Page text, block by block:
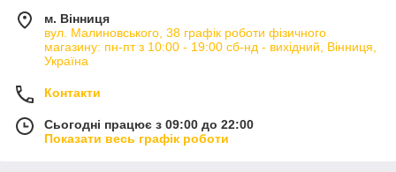
м. Вінниця
вул. Малиновського, 38 графік роботи фізичного
магазину: пн-пт з 10:00 - 19:00 сб-нд - вихідний, Вінниця,
Україна
Контакти
Сьогодні працює з 09:00 до 22:00
Показати весь графік роботи